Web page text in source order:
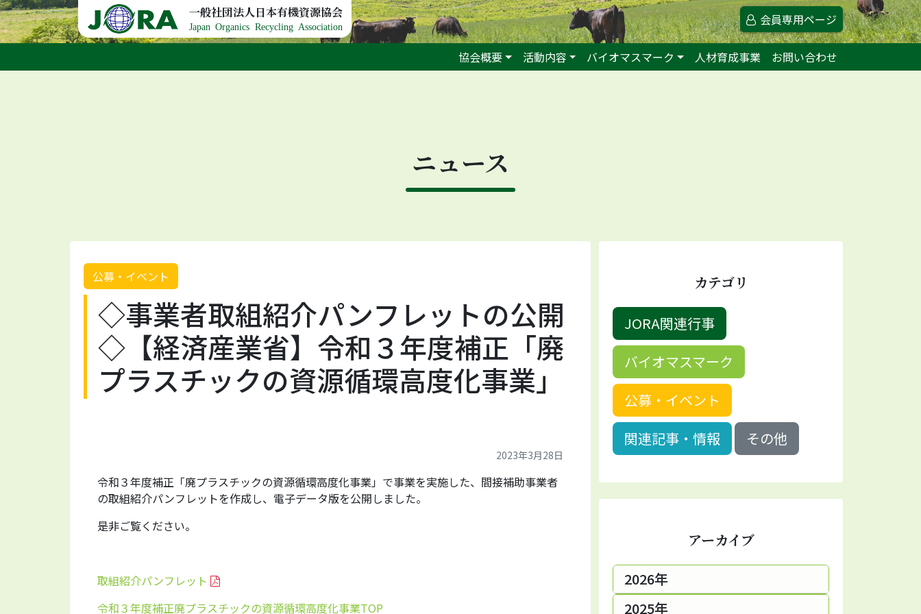
Skip to content 一般社団法人日本有機資源協会
Japan Organics Recycling Association 会員専用ページ
協会概要 活動内容 バイオマスマーク 人材育成事業 お問い合わせ
ニュース
公募・イベント
◇事業者取組紹介パンフレットの公開
◇【経済産業省】令和３年度補正「廃
プラスチックの資源循環高度化事業」
2023年3月28日
令和３年度補正「廃プラスチックの資源循環高度化事業」で事業を実施した、間接補助事業者
の取組紹介パンフレットを作成し、電子データ版を公開しました。
是非ご覧ください。
取組紹介パンフレット
令和３年度補正廃プラスチックの資源循環高度化事業TOP
カテゴリ
JORA関連行事
バイオマスマーク
公募・イベント
関連記事・情報
その他
アーカイブ
2026年
2025年